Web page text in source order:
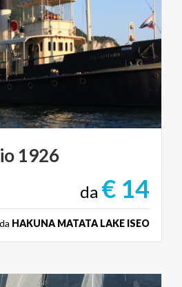
1926
da € 14
da HAKUNA MATATA LAKE ISEO